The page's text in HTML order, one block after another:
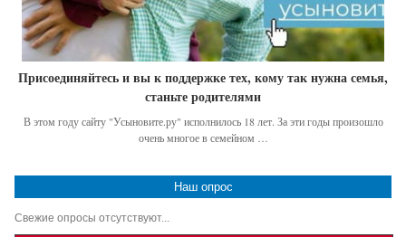
Присоединяйтесь и вы к поддержке тех, кому так нужна семья,
станьте родителями
В этом году сайту "Усыновите.ру" исполнилось 18 лет. За эти годы произошло
очень многое в семейном …
Наш опрос
Свежие опросы отсутствуют...